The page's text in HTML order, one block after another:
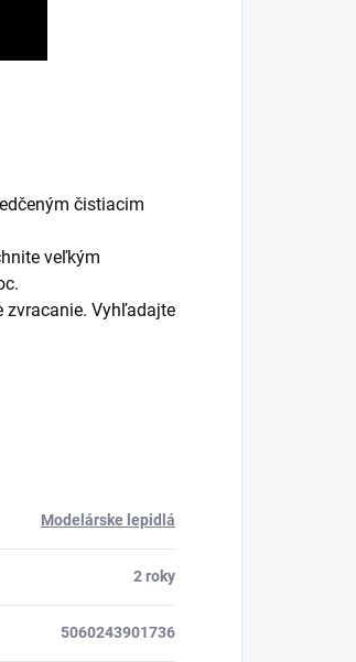
čistiacim
veľkým
zvracanie. Vyhľadajte
Modelárske lepidlá
2 roky
5060243901736